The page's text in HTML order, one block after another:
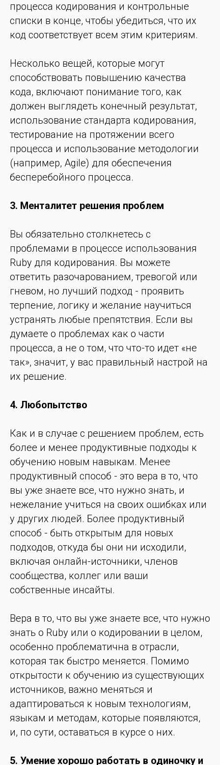
процесса кодирования и контрольные
списки в конце, чтобы убедиться, что их
код соответствует всем этим критериям.
Несколько вещей, которые могут
способствовать повышению качества
кода, включают понимание того, как
должен выглядеть конечный результат,
использование стандарта кодирования,
тестирование на протяжении всего
процесса и использование методологии
(например, Agile) для обеспечения
бесперебойного процесса.
3. Менталитет решения проблем
Вы обязательно столкнетесь с
проблемами в процессе использования
Ruby для кодирования. Вы можете
ответить разочарованием, тревогой или
гневом, но лучший подход - проявить
терпение, логику и желание научиться
устранять любые препятствия. Если вы
думаете о проблемах как о части
процесса, а не о том, что что-то идет «не
так», значит, у вас правильный настрой на
их решение.
4. Любопытство
Как и в случае с решением проблем, есть
более и менее продуктивные подходы к
обучению новым навыкам. Менее
продуктивный способ - это вера в то, что
вы уже знаете все, что нужно знать, и
нежелание учиться на своих ошибках или
у других людей. Более продуктивный
способ - быть открытым для новых
подходов, откуда бы они ни исходили,
включая онлайн-источники, членов
сообщества, коллег или ваши
собственные инсайты.
Вера в то, что вы уже знаете все, что нужно
знать о Ruby или о кодировании в целом,
особенно проблематична в отрасли,
которая так быстро меняется. Помимо
открытости к обучению из существующих
источников, важно меняться и
адаптироваться к новым технологиям,
языкам и методам, которые появляются,
и, по сути, оставаться в курсе о них.
5. Умение хорошо работать в одиночку и